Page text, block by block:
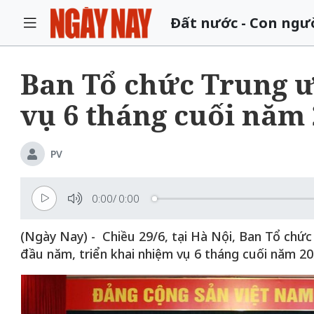
Đất nước - Con
Ban Tổ chức Trung
vụ 6 tháng cuối năm
PV
0:00/ 0:00
(Ngày Nay) - Chiều 29/6, tại Hà Nội, Ban Tổ
đầu năm, triển khai nhiệm vụ 6 tháng cuối năm